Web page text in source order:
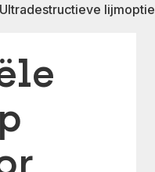
Ultradestructieve lijmoptie